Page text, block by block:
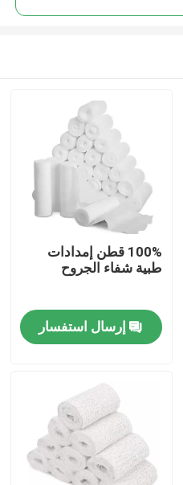
100% قطن إمدادات
طبية شفاء الجروح
إرسال استفسار